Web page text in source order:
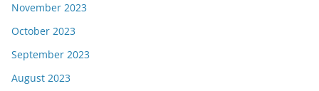
November 2023
October 2023
September 2023
August 2023